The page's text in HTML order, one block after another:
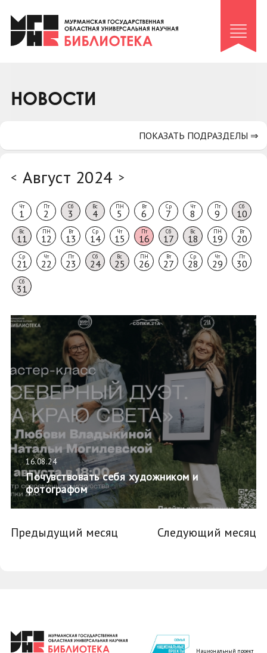
Клуб «Гиря и сельдерей»
Клуб «Семейный архив»
Коллегам
НОВОСТИ
< Август 2024 >
Чт
1
Пт
2
Сб
3
Вс
4
ПН
5
Вт
6
Ср
7
Чт
8
Пт
9
Сб
10
Вс
11
ПН
12
Вт
13
Ср
14
Чт
15
Пт
16
Сб
17
Вс
18
ПН
19
Вт
20
Ср
21
Чт
22
Пт
23
Сб
24
Вс
25
ПН
26
Вт
27
Ср
28
Чт
29
Пт
30
Сб
31
16.08.24
Почувствовать себя художником и
фотографом
Предыдущий месяц Следующий месяц
ПОКАЗАТЬ ПОДРАЗДЕЛЫ ⇒
Национальный проект